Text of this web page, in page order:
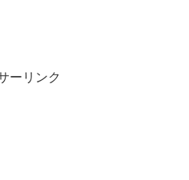
ーリンク